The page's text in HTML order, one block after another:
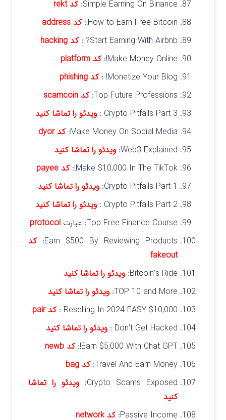
Simple Earning On Binance: کد rekt
How to Earn Free Bitcoin!: کد address
Start Earning With Airbnb? :
کد hacking
Make Money Online!: کد platform
Monetize Your Blog! :
کد phishing
Top Future Professions: کد scamcoin
Crypto Pitfalls Part 3 : ویدئو را تماشا کنید
Make Money On Social Media: کد dyor
Web3 Explained: ویدئو را تماشا کنید
Make $10,000 In The TikTok!: کد payee
Crypto Pitfalls Part 1: ویدئو را تماشا کنید
Crypto Pitfalls Part 2 : ویدئو را تماشا کنید
Top Free Finance Course: عبارت
protocol
Earn $500 By Reviewing Products:
کد
fakeout
Bitcoin’s Ride: ویدئو را تماشا کنید
TOP 10 and More: ویدئو را تماشا کنید
Reselling In 2024 EASY $10,000 : کد pair
Don’t Get Hacked : ویدئو را تماشا کنید
Earn $5,000 With Chat GPT!: کد newb
Travel And Earn Money: کد bag
Crypto Scams Exposed:
ویدئو را تماشا
کنید
Passive Income: کد network